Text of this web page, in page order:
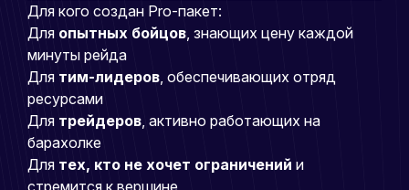
Для кого создан Pro-пакет:
Для опытных бойцов , знающих цену каждой
минуты рейда
Для тим-лидеров , обеспечивающих отряд
ресурсами
Для трейдеров , активно работающих на
барахолке
Для тех, кто не хочет ограничений и
стремится к вершине